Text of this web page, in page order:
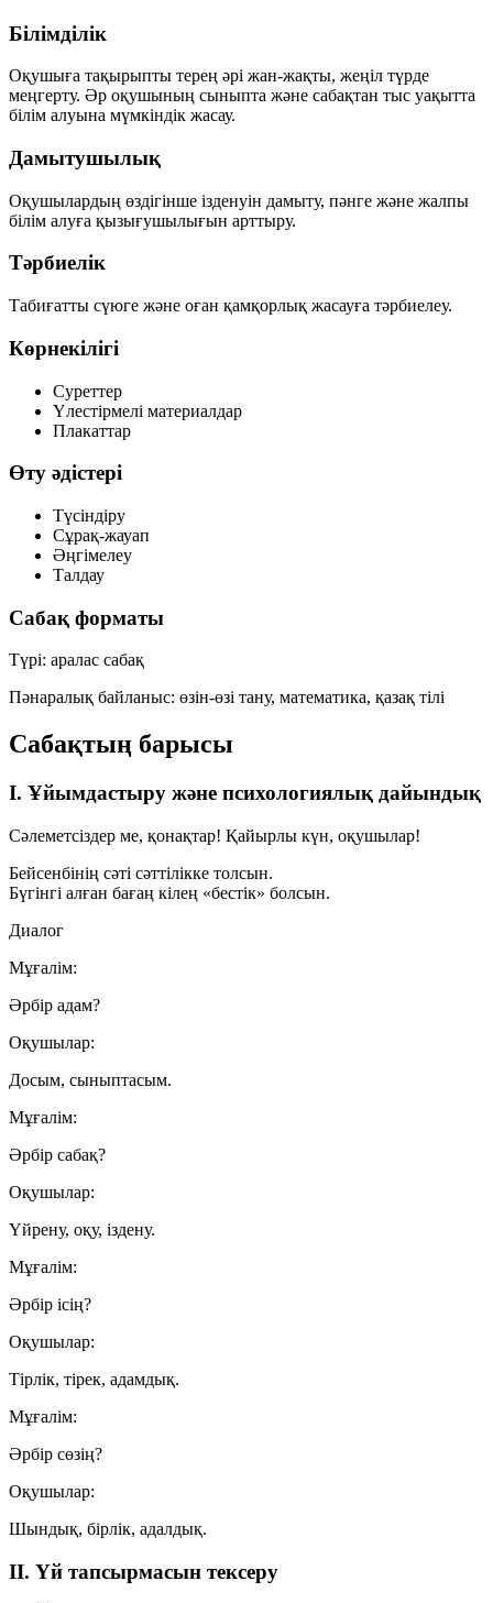
Білімділік
Оқушыға тақырыпты терең әрі жан-жақты, жеңіл түрде
меңгерту. Әр оқушының сыныпта және сабақтан тыс уақытта
білім алуына мүмкіндік жасау.
Дамытушылық
Оқушылардың өздігінше ізденуін дамыту, пәнге және жалпы
білім алуға қызығушылығын арттыру.
Тәрбиелік
Табиғатты сүюге және оған қамқорлық жасауға тәрбиелеу.
Көрнекілігі
Суреттер
Үлестірмелі материалдар
Плакаттар
Өту әдістері
Түсіндіру
Сұрақ-жауап
Әңгімелеу
Талдау
Сабақ форматы
Түрі: аралас сабақ
Пәнаралық байланыс: өзін-өзі тану, математика, қазақ тілі
Сабақтың барысы
I. Ұйымдастыру және психологиялық дайындық
Сәлеметсіздер ме, қонақтар! Қайырлы күн, оқушылар!
Бейсенбінің сәті сәттілікке толсын.
Бүгінгі алған бағаң кілең «бестік» болсын.
Диалог
Мұғалім:
Әрбір адам?
Оқушылар:
Досым, сыныптасым.
Мұғалім:
Әрбір сабақ?
Оқушылар:
Үйрену, оқу, іздену.
Мұғалім:
Әрбір ісің?
Оқушылар:
Тірлік, тірек, адамдық.
Мұғалім:
Әрбір сөзің?
Оқушылар:
Шындық, бірлік, адалдық.
II. Үй тапсырмасын тексеру